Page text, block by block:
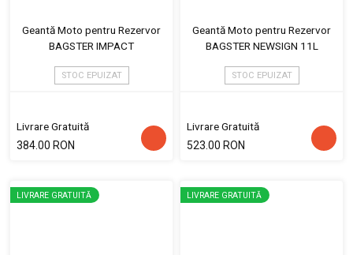
Geantă Moto pentru Rezervor
BAGSTER IMPACT
STOC EPUIZAT
Livrare Gratuită
384.00 RON
Geantă Moto pentru Rezervor
BAGSTER NEWSIGN 11L
STOC EPUIZAT
Livrare Gratuită
523.00 RON
LIVRARE GRATUITĂ LIVRARE GRATUITĂ